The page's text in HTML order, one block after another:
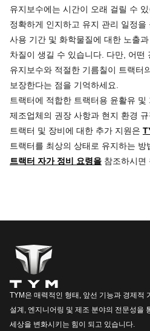
유지보수에는 시간이 오래 걸릴 수
정확하게 인지하고 유지 관리 일정
사용 기간 및 화학물질에 대한 노출
차질이 생길 수 있습니다. 다만, 어떤
유지보수와 적절한 기름칠이 트랙터
보장한다는 점을 기억하세요.
트랙터에 적합한 트랙터용 윤활유
제조업체의 권장 사항과 현지 환경
트랙터 및 장비에 대한 추가 지원은
트랙터를 최상의 상태로 유지하는 방
트랙터 자가 정비 요령을 참조하시면
TYM은 매력적인 형태, 앞선 기능과 경제적
설계, 엔지니어링 및 제조 분야의 전문성을
세상을 변화시키는 힘이 되고 있습니다.